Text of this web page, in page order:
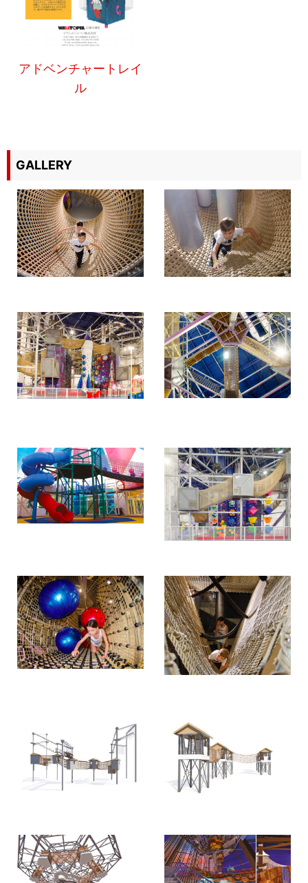
アドベンチャートレイ
ル
GALLERY